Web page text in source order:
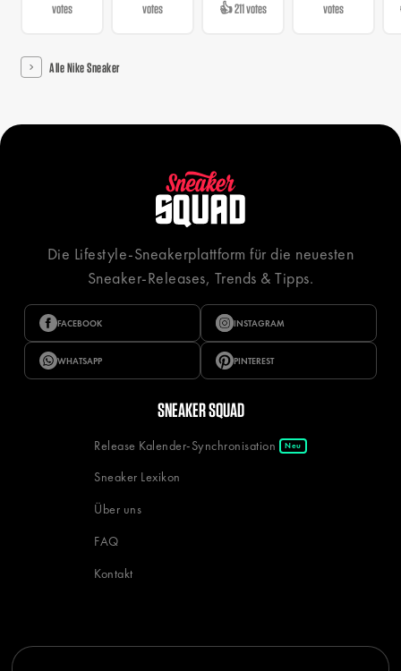
votes
votes
👍 211 votes
votes
Alle Nike Sneaker
Die Lifestyle-Sneakerplattform für die neuesten
Sneaker-Releases, Trends & Tipps.
FACEBOOK INSTAGRAM
WHATSAPP PINTEREST
SNEAKER SQUAD
Release Kalender-Synchronisation Neu
Sneaker Lexikon
Über uns
FAQ
Kontakt